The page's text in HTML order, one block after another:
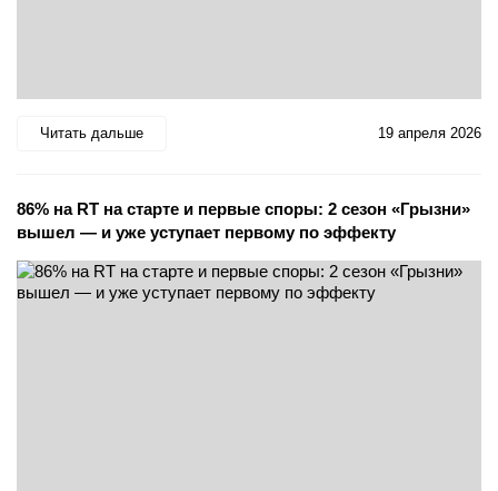
Читать дальше 19 апреля 2026
86% на RT на старте и первые споры: 2 сезон «Грызни»
вышел — и уже уступает первому по эффекту